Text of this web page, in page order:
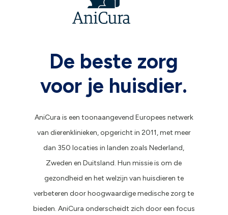
De beste zorg
voor je huisdier.
AniCura is een toonaangevend Europees netwerk
van dierenklinieken, opgericht in 2011, met meer
dan 350 locaties in landen zoals Nederland,
Zweden en Duitsland. Hun missie is om de
gezondheid en het welzijn van huisdieren te
verbeteren door hoogwaardige medische zorg te
bieden. AniCura onderscheidt zich door een focus